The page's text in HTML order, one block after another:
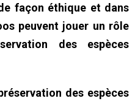
façon éthique et dans
peuvent jouer un rôle
des espèces
des espèces